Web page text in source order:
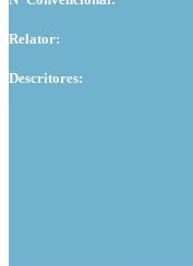
Relator:
Descritores: